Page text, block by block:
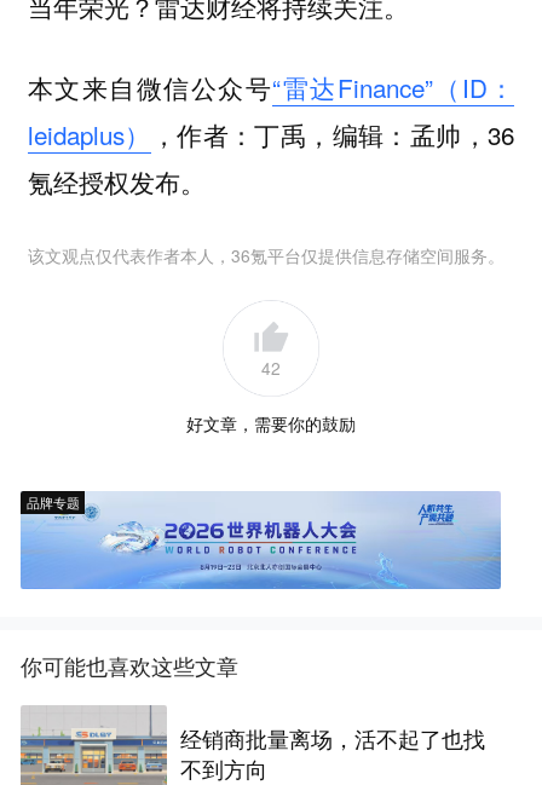
本文来自微信公众号“雷达Finance”（ID：
leidaplus）
，作者：丁禹，编辑：孟帅，36
氪经授权发布。
该文观点仅代表作者本人，36氪平台仅提供信息存储空间服务。
42
好文章，需要你的鼓励
品牌专题
你可能也喜欢这些文章
经销商批量离场，活不起了也找
不到方向